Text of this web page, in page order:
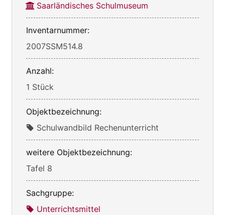
Saarländisches Schulmuseum
Inventarnummer:
2007SSM514.8
Anzahl:
1 Stück
Objektbezeichnung:
Schulwandbild Rechenunterricht
weitere Objektbezeichnung:
Tafel 8
Sachgruppe:
Unterrichtsmittel